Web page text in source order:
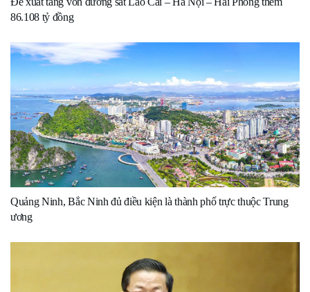
86.108 tỷ đồng
Quảng Ninh, Bắc Ninh đủ điều kiện là thành phố trực thuộc Trung
ương